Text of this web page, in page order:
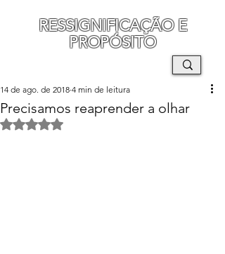
RESSIGNIFICAÇÃO E
PROPÓSITO
Precisamos reaprender a olhar
14 de ago. de 2018 4 min de leitura
Avaliado com NaN de 5 estrelas.